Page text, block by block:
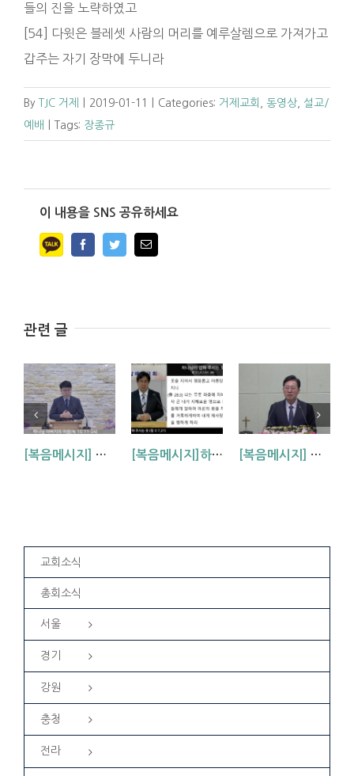
들의 진을 노략하였고
[54] 다윗은 블레셋 사람의 머리를 예루살렘으로 가져가고
갑주는 자기 장막에 두니라
By TJC 거제 2019-01-11 Categories: 거제교회 동영상
설교/
예배
Tags: 장종규
이 내용을 SNS 공유하세요
FacebookTwitterEmail
관련 글
[복음메시지] 하나님 아버지의 마음 (눅15:11~24) [복음메시지]하나님이 입혀주시는 옷 (창 3:7,21) [복음메시지] 엘리야 때(사도시대)처럼 (왕하 2:1-14)
교회소식
총회소식
서울
경기
강원
충청
전라